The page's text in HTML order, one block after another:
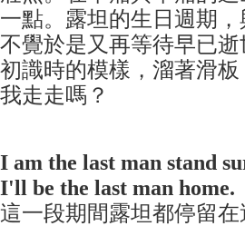
一點。露坦的生日週期
不覺於是又再等待早已逝
初​識時的模樣，溜著滑
我走走嗎​？
I am the last man stand
I'll be the last man home.
這一段期間露坦都停留